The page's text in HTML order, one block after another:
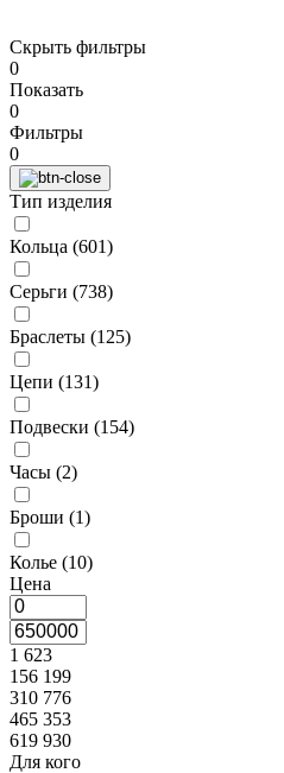
Скрыть фильтры
0
Показать
0
Фильтры
0
Тип изделия
Кольца (601)
Серьги (738)
Браслеты (125)
Цепи (131)
Подвески (154)
Часы (2)
Броши (1)
Колье (10)
Цена
1 623
156 199
310 776
465 353
619 930
Для кого